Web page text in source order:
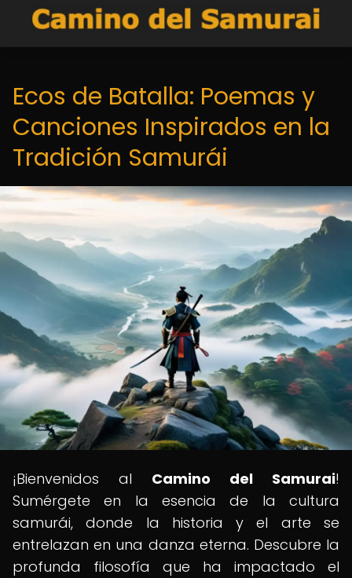
Ecos de Batalla: Poemas y
Canciones Inspirados en la
Tradición Samurái
¡Bienvenidos al Camino del Samurai!
Sumérgete en la esencia de la cultura
samurái, donde la historia y el arte se
entrelazan en una danza eterna. Descubre la
profunda filosofía que ha impactado el